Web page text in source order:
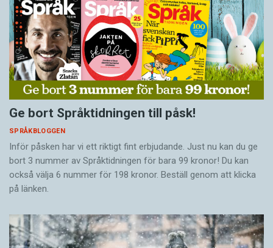
Ge bort Språktidningen till påsk!
SPRÅKBLOGGEN
Inför påsken har vi ett riktigt fint erbjudande. Just nu kan du ge
bort 3 nummer av Språktidningen för bara 99 kronor! Du kan
också välja 6 nummer för 198 kronor. Beställ genom att klicka
på länken.